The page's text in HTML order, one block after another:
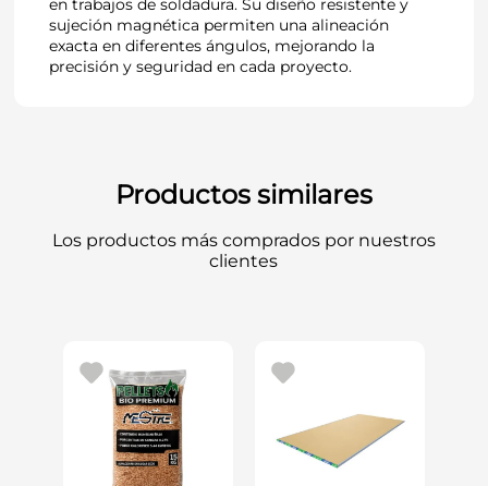
en trabajos de soldadura. Su diseño resistente y
sujeción magnética permiten una alineación
exacta en diferentes ángulos, mejorando la
precisión y seguridad en cada proyecto.
Productos similares
Los productos más comprados por nuestros
clientes